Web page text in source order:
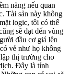
năng nếu quan
Tài sản này không
logic, tôi có thể
sẽ đạt đến vùng
đầu cơ giá lên
vẻ như họ không
thị trường cho
Đây là tính